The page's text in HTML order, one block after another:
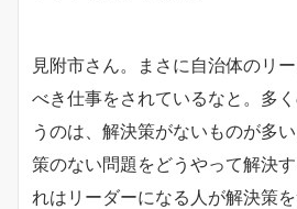
見附市さん。まさに自治体のリ
べき仕事をされているなと。多
うのは、解決策がないものが多
策のない問題をどうやって解決
れはリーダーになる人が解決策